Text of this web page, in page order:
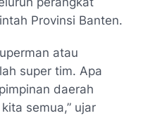
Provinsi Banten.
atau
super tim. Apa
daerah
semua,” ujar